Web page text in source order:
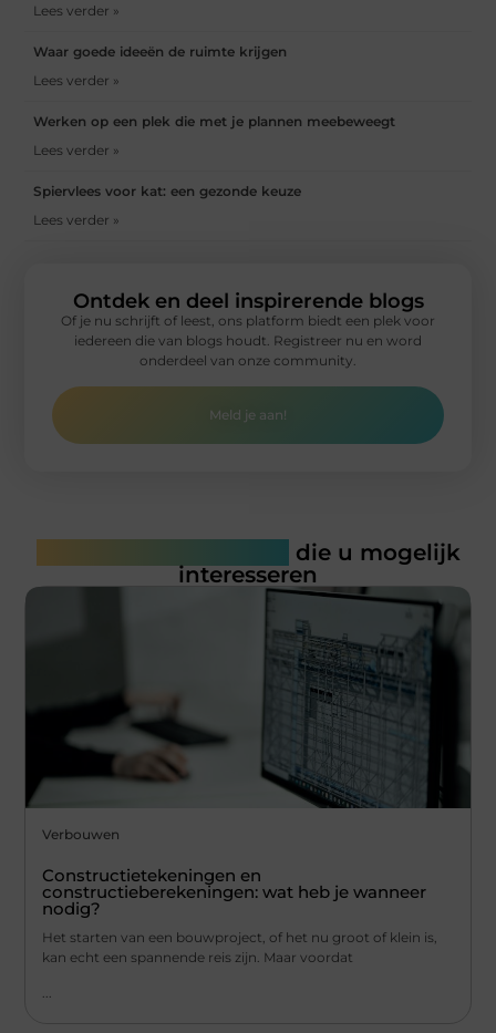
Lees verder »
Waar goede ideeën de ruimte krijgen
Lees verder »
Werken op een plek die met je plannen meebeweegt
Lees verder »
Spiervlees voor kat: een gezonde keuze
Lees verder »
Ontdek en deel inspirerende blogs
Of je nu schrijft of leest, ons platform biedt een plek voor
iedereen die van blogs houdt. Registreer nu en word
onderdeel van onze community.
Meld je aan!
die u mogelijk
interesseren
Verbouwen
Constructietekeningen en
constructieberekeningen: wat heb je wanneer
nodig?
Het starten van een bouwproject, of het nu groot of klein is,
kan echt een spannende reis zijn. Maar voordat
...